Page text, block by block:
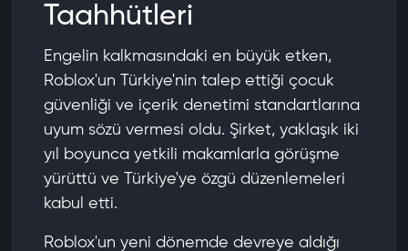
Taahhütleri
Engelin kalkmasındaki en büyük etken,
Roblox'un Türkiye'nin talep ettiği çocuk
güvenliği ve içerik denetimi standartlarına
uyum sözü vermesi oldu. Şirket, yaklaşık iki
yıl boyunca yetkili makamlarla görüşme
yürüttü ve Türkiye'ye özgü düzenlemeleri
kabul etti.
Roblox'un yeni dönemde devreye aldığı